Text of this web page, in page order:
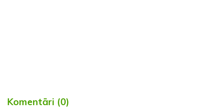
Komentāri (0)